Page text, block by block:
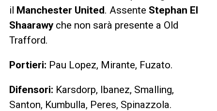
il Manchester United. Assente Stephan El
Shaarawy che non sarà presente a Old
Trafford.
Portieri: Pau Lopez, Mirante, Fuzato.
Difensori: Karsdorp, Ibanez, Smalling,
Santon, Kumbulla, Peres, Spinazzola.